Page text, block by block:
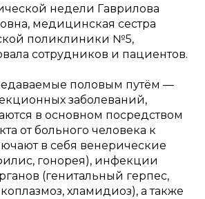
недели Гаврилова
медицинская сестра
поликлиники №5,
сотрудников и пациентов.
половым путём —
заболеваний,
в основном посредством
от больного человека к
в себя венерические
гонорея), инфекции
(генитальный герпес,
хламидиоз), а также